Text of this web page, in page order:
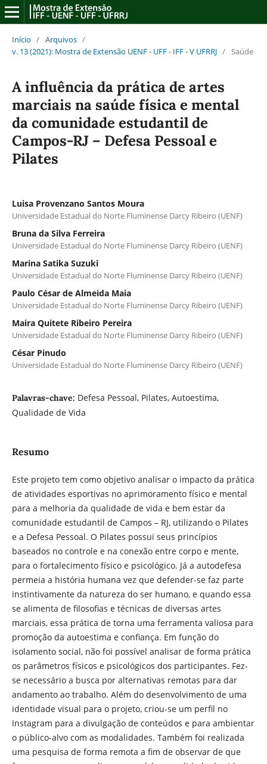
Início / Arquivos /
v. 13 (2021): Mostra de Extensão UENF - UFF - IFF - V UFRRJ / Saúde
A influência da prática de artes
marciais na saúde física e mental
da comunidade estudantil de
Campos-RJ – Defesa Pessoal e
Pilates
Luisa Provenzano Santos Moura
Universidade Estadual do Norte Fluminense Darcy Ribeiro (UENF)
Bruna da Silva Ferreira
Universidade Estadual do Norte Fluminense Darcy Ribeiro (UENF)
Marina Satika Suzuki
Universidade Estadual do Norte Fluminense Darcy Ribeiro (UENF)
Paulo César de Almeida Maia
Universidade Estadual do Norte Fluminense Darcy Ribeiro (UENF)
Maira Quitete Ribeiro Pereira
Universidade Estadual do Norte Fluminense Darcy Ribeiro (UENF)
César Pinudo
Universidade Estadual do Norte Fluminense Darcy Ribeiro (UENF)
Palavras-chave: Defesa Pessoal, Pilates, Autoestima,
Qualidade de Vida
Resumo
Este projeto tem como objetivo analisar o impacto da prática
de atividades esportivas no aprimoramento físico e mental
para a melhoria da qualidade de vida e bem estar da
comunidade estudantil de Campos – RJ, utilizando o Pilates
e a Defesa Pessoal. O Pilates possui seus princípios
baseados no controle e na conexão entre corpo e mente,
para o fortalecimento físico e psicológico. Já a autodefesa
permeia a história humana vez que defender-se faz parte
instintivamente da natureza do ser humano, e quando essa
se alimenta de filosofias e técnicas de diversas artes
marciais, essa prática de torna uma ferramenta valiosa para
promoção da autoestima e confiança. Em função do
isolamento social, não foi possível analisar de forma prática
os parâmetros físicos e psicológicos dos participantes. Fez-
se necessário a busca por alternativas remotas para dar
andamento ao trabalho. Além do desenvolvimento de uma
identidade visual para o projeto, criou-se um perfil no
Instagram para a divulgação de conteúdos e para ambientar
o público-alvo com as modalidades. Também foi realizada
uma pesquisa de forma remota a fim de observar de que